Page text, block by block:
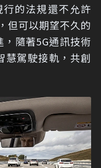
的法規還不允許
但可以期望不久的
隨著5G通訊技術
慧駕駛接軌，共創